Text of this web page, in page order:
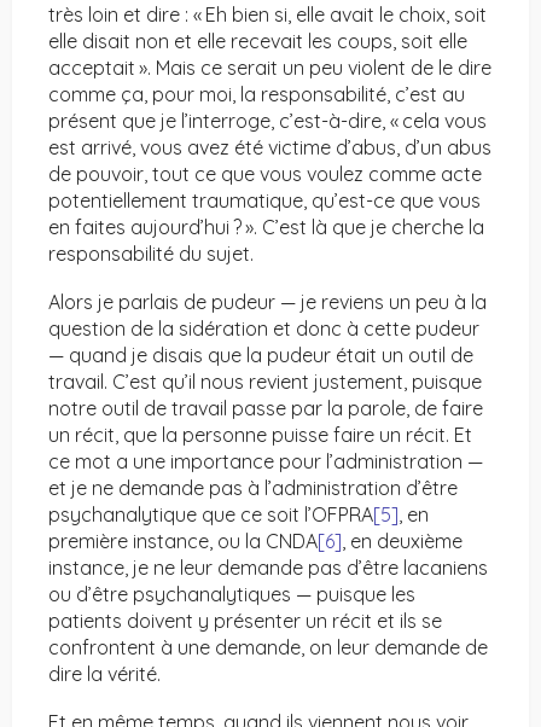
très loin et dire : « Eh bien si, elle avait le choix, soit
elle disait non et elle recevait les coups, soit elle
acceptait ». Mais ce serait un peu violent de le dire
comme ça, pour moi, la responsabilité, c’est au
présent que je l’interroge, c’est-à-dire, « cela vous
est arrivé, vous avez été victime d’abus, d’un abus
de pouvoir, tout ce que vous voulez comme acte
potentiellement traumatique, qu’est-ce que vous
en faites aujourd’hui ? ». C’est là que je cherche la
responsabilité du sujet.
Alors je parlais de pudeur — je reviens un peu à la
question de la sidération et donc à cette pudeur
— quand je disais que la pudeur était un outil de
travail. C’est qu’il nous revient justement, puisque
notre outil de travail passe par la parole, de faire
un récit, que la personne puisse faire un récit. Et
ce mot a une importance pour l’administration —
et je ne demande pas à l’administration d’être
psychanalytique que ce soit l’OFPRA[5], en
première instance, ou la CNDA[6], en deuxième
instance, je ne leur demande pas d’être lacaniens
ou d’être psychanalytiques — puisque les
patients doivent y présenter un récit et ils se
confrontent à une demande, on leur demande de
dire la vérité.